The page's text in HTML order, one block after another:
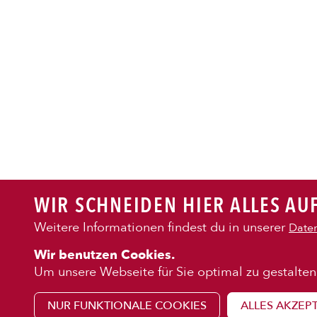
VEGI/
SALATÜber uns
Franchise
WIR SCHNEIDEN HIER ALLES
Weitere Informationen findest du in unserer
Wir benutzen Cookies.
Um unsere Webseite für Sie optimal zu
NUR FUNKTIONALE COOKIES ALLES